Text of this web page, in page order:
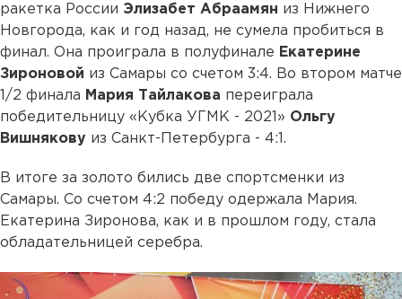
ракетка России Элизабет Абраамян из Нижнего
Новгорода, как и год назад, не сумела пробиться в
финал. Она проиграла в полуфинале Екатерине
Зироновой из Самары со счетом 3:4. Во втором матче
1/2 финала Мария Тайлакова переиграла
победительницу «Кубка УГМК - 2021» Ольгу
Вишнякову из Санкт-Петербурга - 4:1.
В итоге за золото бились две спортсменки из
Самары. Со счетом 4:2 победу одержала Мария.
Екатерина Зиронова, как и в прошлом году, стала
обладательницей серебра.